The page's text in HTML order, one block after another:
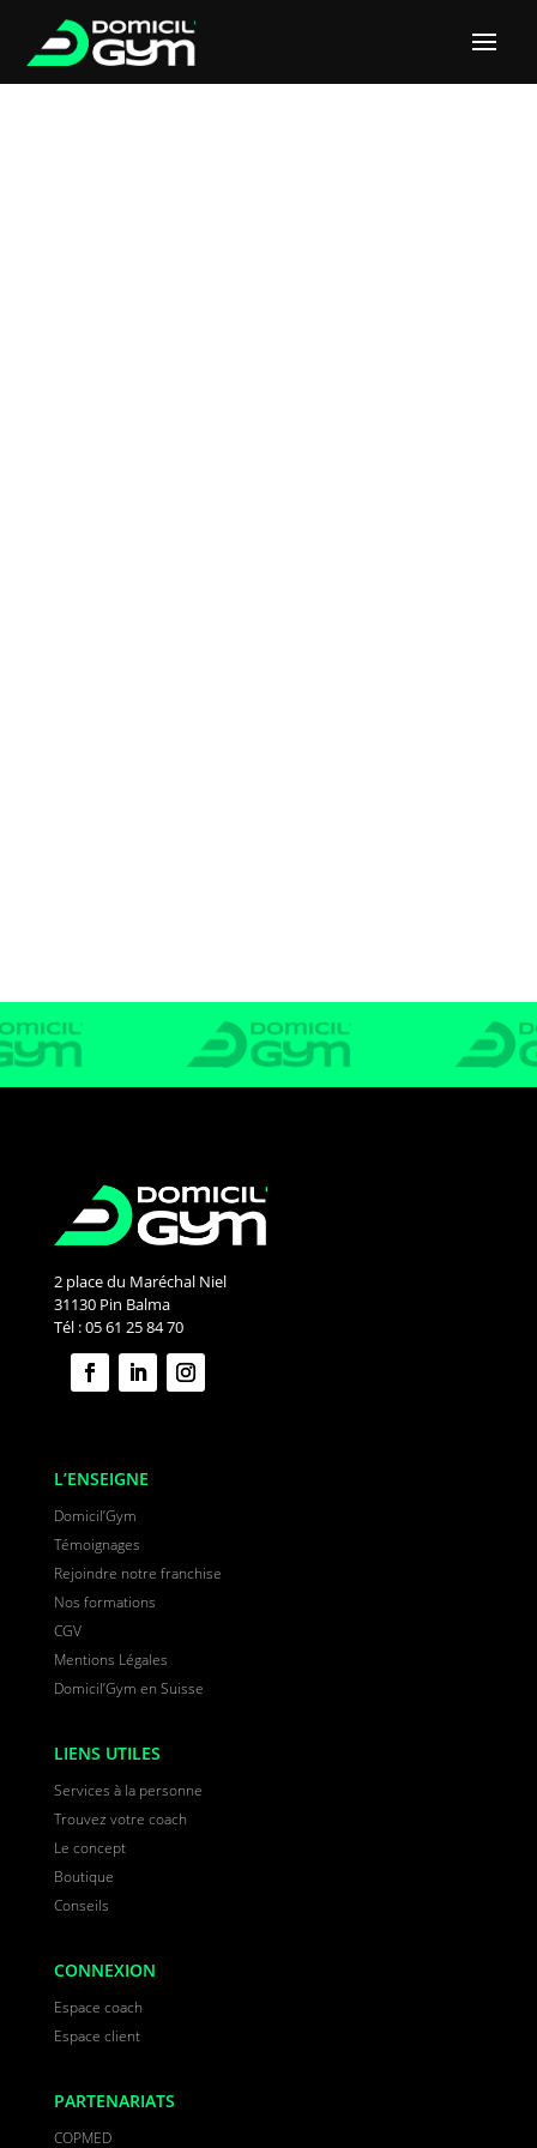
2 place du Maréchal Niel
31130 Pin Balma
Tél : 05 61 25 84 70
L’ENSEIGNE
Domicil’Gym
Témoignages
Rejoindre notre franchise
Nos formations
CGV
Mentions Légales
Domicil’Gym en Suisse
LIENS UTILES
Services à la personne
Trouvez votre coach
Le concept
Boutique
Conseils
CONNEXION
Espace coach
Espace client
PARTENARIATS
COPMED